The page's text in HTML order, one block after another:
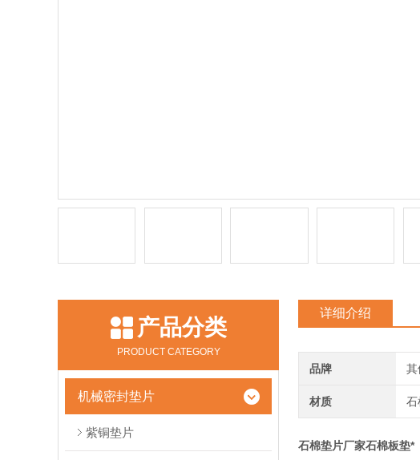
产品分类
PRODUCT CATEGORY
机械密封垫片
紫铜垫片
详细介绍
品牌 其
材质 石
石棉垫片厂家石棉板垫*